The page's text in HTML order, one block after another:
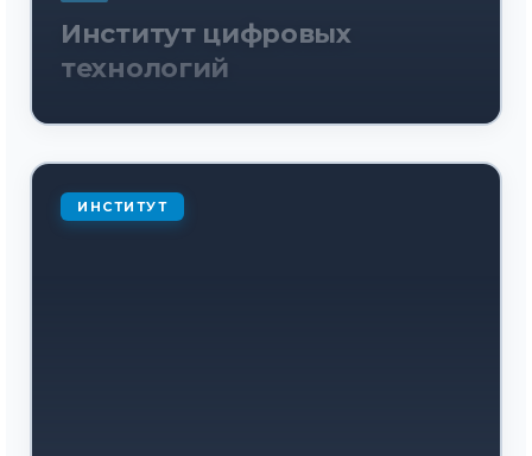
Институт цифровых
технологий
ИНСТИТУТ